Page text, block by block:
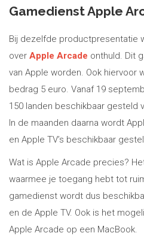
Gamedienst Apple
Bij dezelfde productpresentatie
over Apple Arcade onthuld. Dit
van Apple worden. Ook hiervoor
bedrag 5 euro. Vanaf 19
150 landen beschikbaar gesteld
In de maanden daarna wordt
en Apple TV’s beschikbaar
Wat is Apple Arcade precies?
waarmee je toegang hebt tot
gamedienst wordt dus
en de Apple TV. Ook is het
Apple Arcade op een MacBook.